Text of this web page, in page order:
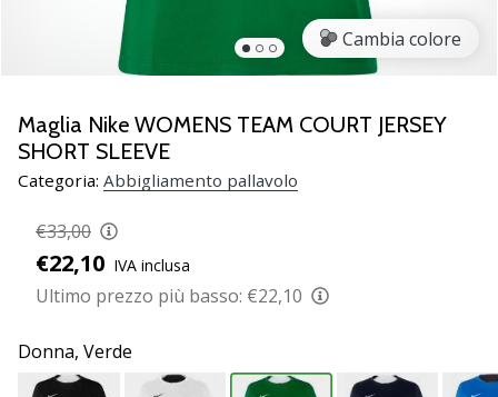
ambassador
Weplayvolleyball
un
fanatico
della
pallavolo
noi?
Unisciti
noi
marchio
Ambassador.
Cambia colore
Maglia Nike WOMENS TEAM COURT JERSEY
SHORT SLEEVE
Categoria: Abbigliamento pallavolo
€33,00
€22,10 IVA inclusa
Ultimo prezzo più basso: €22,10
Donna, Verde